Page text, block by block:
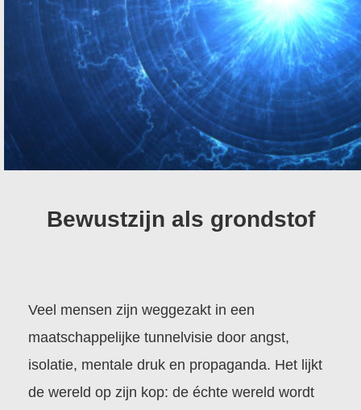
Bewustzijn als grondstof
Veel mensen zijn weggezakt in een
maatschappelijke tunnelvisie door angst,
isolatie, mentale druk en propaganda. Het lijkt
de wereld op zijn kop: de échte wereld wordt